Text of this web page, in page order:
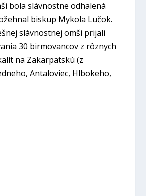
bola slávnostne odhalená
biskup Mykola Lučok.
slávnostnej omši prijali
30 birmovancov z rôznych
na Zakarpatskú (z
Antaloviec, Hlbokeho,